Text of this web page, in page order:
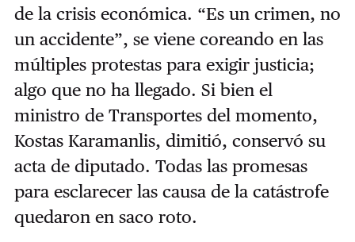
de la crisis económica. “Es un crimen, no
un accidente”, se viene coreando en las
múltiples protestas para exigir justicia;
algo que no ha llegado. Si bien el
ministro de Transportes del momento,
Kostas Karamanlis, dimitió, conservó su
acta de diputado. Todas las promesas
para esclarecer las causa de la catástrofe
quedaron en saco roto.